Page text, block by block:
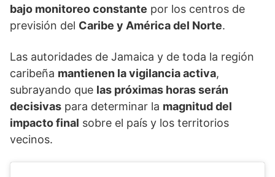
bajo monitoreo constante por los centros de
previsión del Caribe y América del Norte.
Las autoridades de Jamaica y de toda la región
caribeña mantienen la vigilancia activa,
subrayando que las próximas horas serán
decisivas para determinar la magnitud del
impacto final sobre el país y los territorios
vecinos.